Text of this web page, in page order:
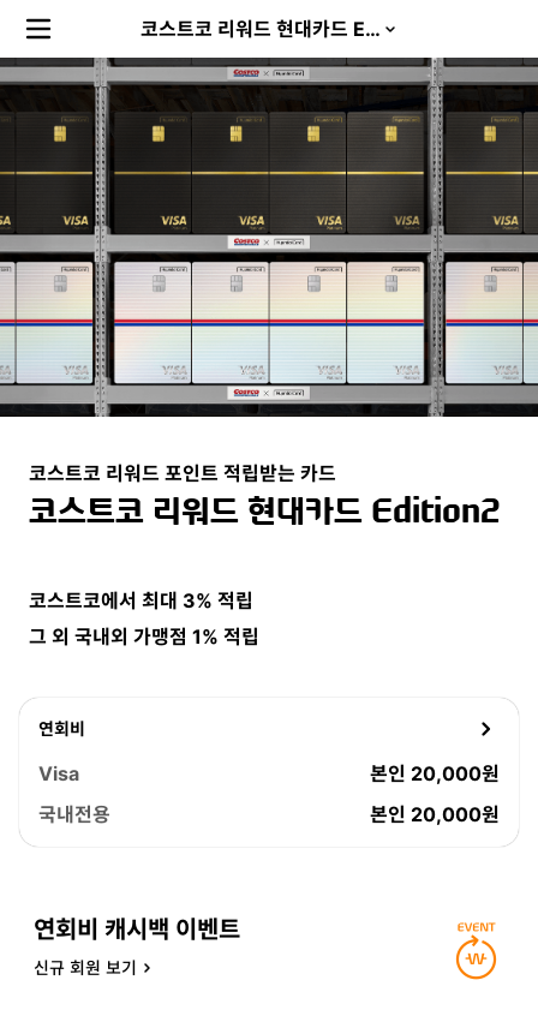
요
약
소
코스트코 리워드 현대카드 Edition2
메뉴
코스트코 리워드 포인트 적립받는 카드
코스트코 리워드 현대카드 Edition2
코스트코에서 최대 3% 적립
그 외 국내외 가맹점 1% 적립
연회비
Visa
본인 20,000원
국내전용
본인 20,000원
연회비 캐시백 이벤트
신규 회원 보기